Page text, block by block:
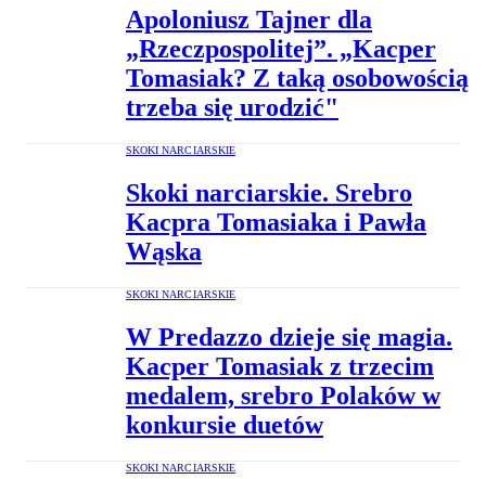
Apoloniusz Tajner dla
„Rzeczpospolitej”. „Kacper
Tomasiak? Z taką osobowością
trzeba się urodzić"
SKOKI NARCIARSKIE
Skoki narciarskie. Srebro
Kacpra Tomasiaka i Pawła
Wąska
SKOKI NARCIARSKIE
W Predazzo dzieje się magia.
Kacper Tomasiak z trzecim
medalem, srebro Polaków w
konkursie duetów
SKOKI NARCIARSKIE